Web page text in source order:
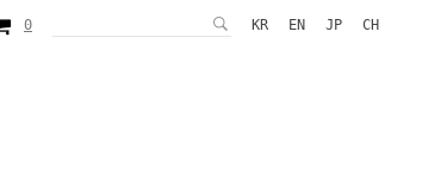
0 KR EN JP CH